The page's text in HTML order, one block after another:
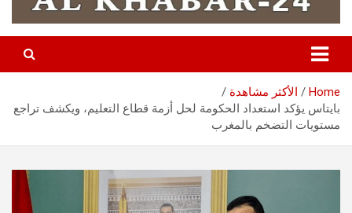
Home
الأكثر مشاهدة
بايتاس يؤكد استعداد الحكومة لحل أزمة قطاع التعليم، ويكشف تراجع
مستويات التضخم بالمغرب